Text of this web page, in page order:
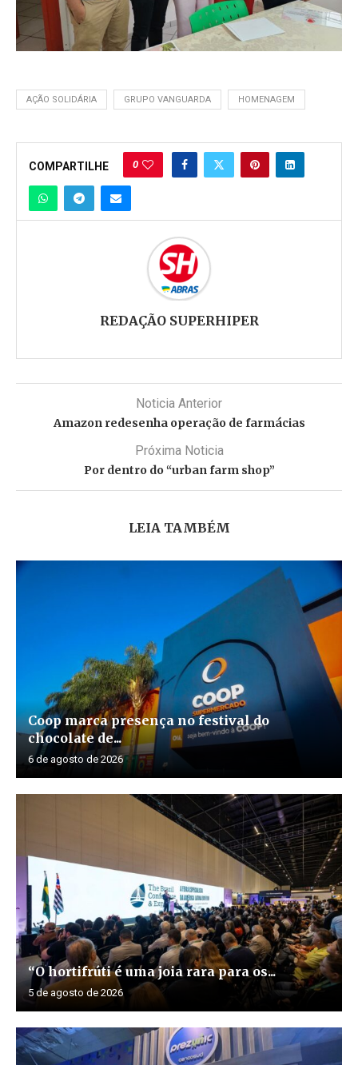
AÇÃO SOLIDÁRIA GRUPO VANGUARDA HOMENAGEM
COMPARTILHE 0
REDAÇÃO SUPERHIPER
Noticia Anterior
Amazon redesenha operação de farmácias
Próxima Noticia
Por dentro do “urban farm shop”
LEIA TAMBÉM
Coop marca presença no festival do
chocolate de...
6 de agosto de 2026
“O hortifrúti é uma joia rara para os...
5 de agosto de 2026